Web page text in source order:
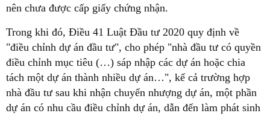
nên chưa được cấp giấy chứng nhận.
Trong khi đó, Điều 41 Luật Đầu tư 2020 quy định về
"điều chỉnh dự án đầu tư", cho phép "nhà đầu tư có quyền
điều chỉnh mục tiêu (…) sáp nhập các dự án hoặc chia
tách một dự án thành nhiều dự án…", kể cả trường hợp
nhà đầu tư sau khi nhận chuyển nhượng dự án, một phần
dự án có nhu cầu điều chỉnh dự án, dẫn đến làm phát sinh